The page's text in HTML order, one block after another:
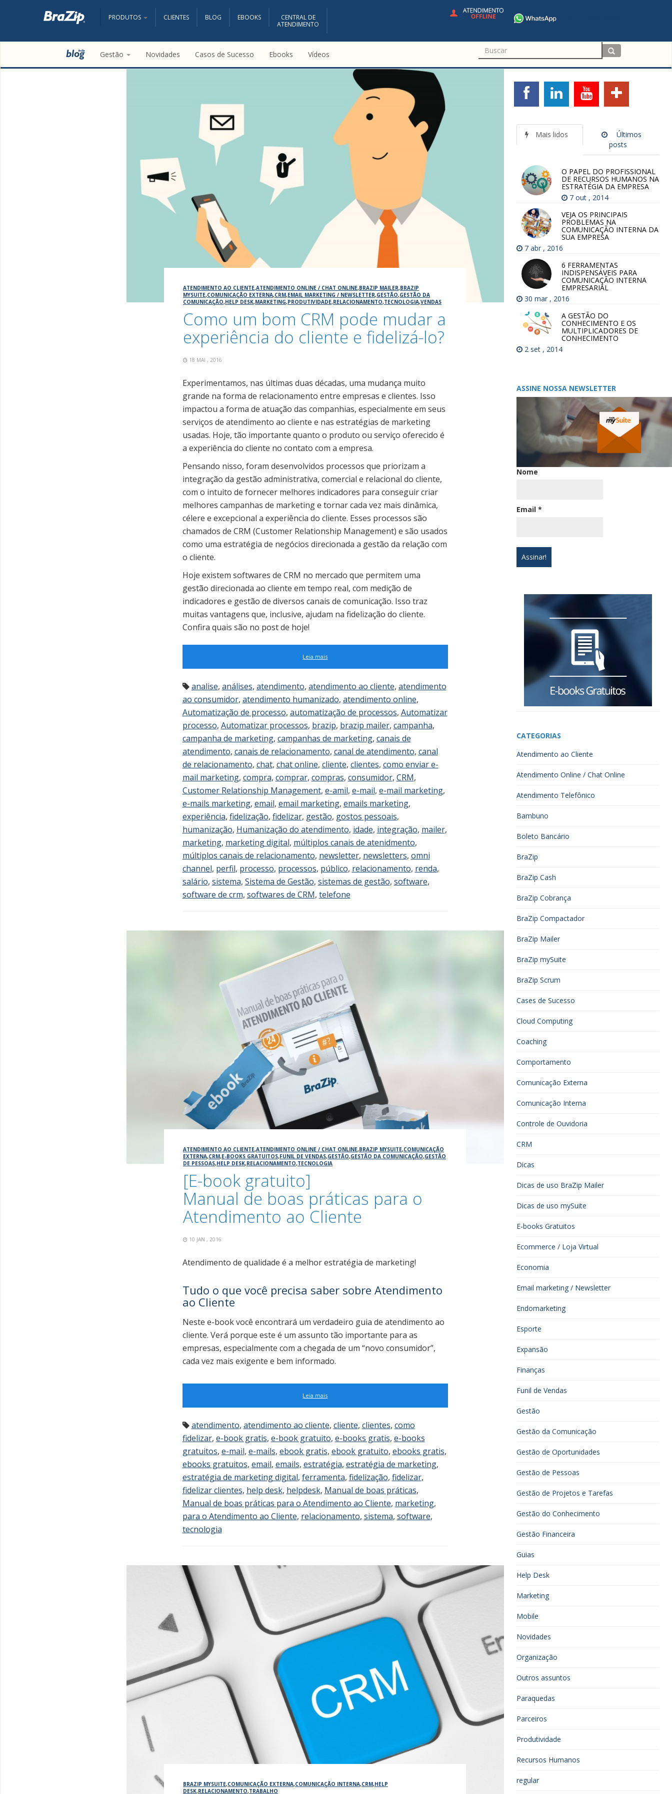
PRODUTOS CLIENTES BLOG EBOOKS
CENTRAL DE
ATENDIMENTO
Gestão Novidades Casos de Sucesso Ebooks Vídeos
ATENDIMENTO AO CLIENTE,ATENDIMENTO ONLINE / CHAT ONLINE,BRAZIP MAILER,BRAZIP
MYSUITE,COMUNICAÇÃO EXTERNA,CRM,EMAIL MARKETING / NEWSLETTER,GESTÃO,GESTÃO DA
COMUNICAÇÃO,HELP DESK,MARKETING,PRODUTIVIDADE,RELACIONAMENTO,TECNOLOGIA,VENDAS
Como um bom CRM pode mudar a
experiência do cliente e fidelizá-lo?
18 MAI , 2016
Experimentamos, nas últimas duas décadas, uma mudança muito
grande na forma de relacionamento entre empresas e clientes. Isso
impactou a forma de atuação das companhias, especialmente em seus
serviços de atendimento ao cliente e nas estratégias de marketing
usadas. Hoje, tão importante quanto o produto ou serviço oferecido é
a experiência do cliente no contato com a empresa.
Pensando nisso, foram desenvolvidos processos que priorizam a
integração da gestão administrativa, comercial e relacional do cliente,
com o intuito de fornecer melhores indicadores para conseguir criar
melhores campanhas de marketing e tornar cada vez mais dinâmica,
célere e excepcional a experiência do cliente. Esses processos são
chamados de CRM (Customer Relationship Management) e são usados
como uma estratégia de negócios direcionada a gestão da relação com
o cliente.
Hoje existem softwares de CRM no mercado que permitem uma
gestão direcionada ao cliente em tempo real, com medição de
indicadores e gestão de diversos canais de comunicação. Isso traz
muitas vantagens que, inclusive, ajudam na fidelização do cliente.
Confira quais são no post de hoje!
Leia mais
analise, análises, atendimento, atendimento ao cliente, atendimento
ao consumidor, atendimento humanizado, atendimento online,
Automatização de processo, automatização de processos, Automatizar
processo, Automatizar processos, brazip, brazip mailer, campanha,
campanha de marketing, campanhas de marketing, canais de
atendimento, canais de relacionamento, canal de atendimento, canal
de relacionamento, chat, chat online, cliente, clientes, como enviar e-
mail marketing, compra, comprar, compras, consumidor, CRM,
Customer Relationship Management, e-amil, e-mail, e-mail marketing,
e-mails marketing, email, email marketing, emails marketing,
experiência, fidelização, fidelizar, gestão, gostos pessoais,
humanização, Humanização do atendimento, idade, integração, mailer,
marketing, marketing digital, múltiplos canais de atenidmento,
múltiplos canais de relacionamento, newsletter, newsletters, omni
channel, perfil, processo, processos, público, relacionamento, renda,
salário, sistema, Sistema de Gestão, sistemas de gestão, software,
software de crm, softwares de CRM, telefone
ATENDIMENTO AO CLIENTE,ATENDIMENTO ONLINE / CHAT ONLINE,BRAZIP MYSUITE,COMUNICAÇÃO
EXTERNA,CRM,E-BOOKS GRATUITOS,FUNIL DE VENDAS,GESTÃO,GESTÃO DA COMUNICAÇÃO,GESTÃO
DE PESSOAS,HELP DESK,RELACIONAMENTO,TECNOLOGIA
[E-book gratuito]
Manual de boas práticas para o
Atendimento ao Cliente
10 JAN , 2016
Atendimento de qualidade é a melhor estratégia de marketing!
Tudo o que você precisa saber sobre Atendimento
ao Cliente
Neste e-book você encontrará um verdadeiro guia de atendimento ao
cliente. Verá porque este é um assunto tão importante para as
empresas, especialmente com a chegada de um “novo consumidor”,
cada vez mais exigente e bem informado.
Leia mais
atendimento, atendimento ao cliente, cliente, clientes, como
fidelizar, e-book gratis, e-book gratuito, e-books gratis, e-books
gratuitos, e-mail, e-mails, ebook gratis, ebook gratuito, ebooks gratis,
ebooks gratuitos, email, emails, estratégia, estratégia de marketing,
estratégia de marketing digital, ferramenta, fidelização, fidelizar,
fidelizar clientes, help desk, helpdesk, Manual de boas práticas,
Manual de boas práticas para o Atendimento ao Cliente, marketing,
para o Atendimento ao Cliente, relacionamento, sistema, software,
tecnologia
BRAZIP MYSUITE,COMUNICAÇÃO EXTERNA,COMUNICAÇÃO INTERNA,CRM,HELP
DESK,RELACIONAMENTO,TRABALHO
Mais lidos
Últimos
posts
O PAPEL DO PROFISSIONAL
DE RECURSOS HUMANOS NA
ESTRATÉGIA DA EMPRESA
7 out , 2014
VEJA OS PRINCIPAIS
PROBLEMAS NA
COMUNICAÇÃO INTERNA DA
SUA EMPRESA
7 abr , 2016
6 FERRAMENTAS
INDISPENSÁVEIS PARA
COMUNICAÇÃO INTERNA
EMPRESARIAL
30 mar , 2016
A GESTÃO DO
CONHECIMENTO E OS
MULTIPLICADORES DE
CONHECIMENTO
2 set , 2014
ASSINE NOSSA NEWSLETTER
Nome
Email *
CATEGORIAS
Atendimento ao Cliente
Atendimento Online / Chat Online
Atendimento Telefônico
Bambuno
Boleto Bancário
BraZip
BraZip Cash
BraZip Cobrança
BraZip Compactador
BraZip Mailer
BraZip mySuite
BraZip Scrum
Cases de Sucesso
Cloud Computing
Coaching
Comportamento
Comunicação Externa
Comunicação Interna
Controle de Ouvidoria
CRM
Dicas
Dicas de uso BraZip Mailer
Dicas de uso mySuite
E-books Gratuitos
Ecommerce / Loja Virtual
Economia
Email marketing / Newsletter
Endomarketing
Esporte
Expansão
Finanças
Funil de Vendas
Gestão
Gestão da Comunicação
Gestão de Oportunidades
Gestão de Pessoas
Gestão de Projetos e Tarefas
Gestão do Conhecimento
Gestão Financeira
Guias
Help Desk
Marketing
Mobile
Novidades
Organização
Outros assuntos
Paraquedas
Parceiros
Produtividade
Recursos Humanos
regular